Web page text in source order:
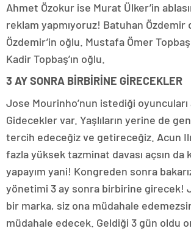
Ahmet Özokur ise Murat Ülker’in
reklam yapmıyoruz! Batuhan Özdemir
Özdemir’in oğlu. Mustafa Ömer
Kadir Topbaş’ın oğlu.
3 AY SONRA BİRBİRİNE GİRECEKLER
Jose Mourinho’nun istediği oyuncuları
Gidecekler var. Yaşlıların yerine de
tercih edeceğiz ve getireceğiz. Acun
fazla yüksek tazminat davası açsın da
yapayım yani! Kongreden sonra
yönetimi 3 ay sonra birbirine girecek!
bir marka, siz ona müdahale
müdahale edecek. Geldiği 3 gün oldu